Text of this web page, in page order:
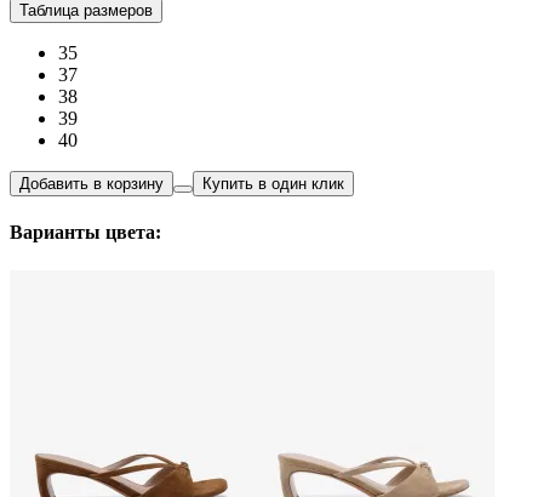
Таблица размеров
35
37
38
39
40
Добавить в корзину Купить в один клик
Варианты цвета: